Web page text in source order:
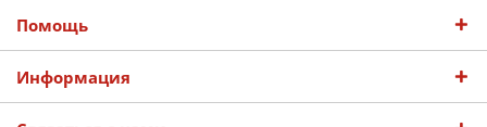
Помощь
Информация